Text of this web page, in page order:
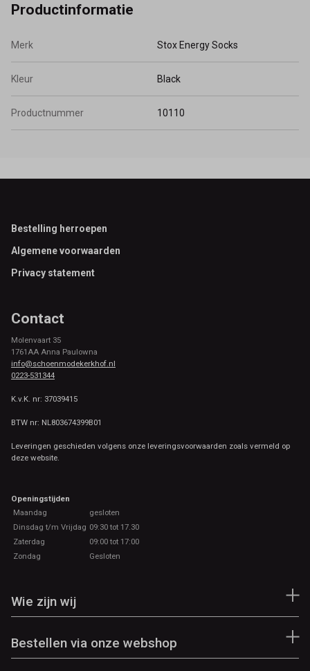
Productinformatie
Merk Stox Energy Socks
Kleur Black
Productnummer 10110
Footer
Bestelling herroepen
Algemene voorwaarden
Privacy statement
Contact
Molenvaart 35
1761AA Anna Paulowna
info@schoenmodekerkhof.nl
0223-531344
K.v.K. nr: 37039415
BTW nr: NL803674399B01
Leveringen geschieden volgens onze leveringsvoorwaarden zoals vermeld op
deze website.
Openingstijden
Maandag
gesloten
Dinsdag t/m Vrijdag 09:30 tot 17.30
Zaterdag
09:00 tot 17:00
Zondag
Gesloten
Wie zijn wij
Bestellen via onze webshop